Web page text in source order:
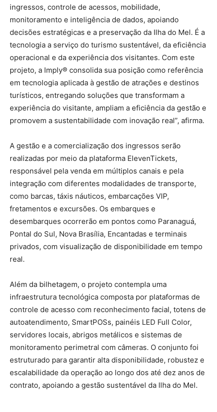
ingressos, controle de acessos, mobilidade,
monitoramento e inteligência de dados, apoiando
decisões estratégicas e a preservação da Ilha do Mel. É a
tecnologia a serviço do turismo sustentável, da eficiência
operacional e da experiência dos visitantes. Com este
projeto, a Imply® consolida sua posição como referência
em tecnologia aplicada à gestão de atrações e destinos
turísticos, entregando soluções que transformam a
experiência do visitante, ampliam a eficiência da gestão e
promovem a sustentabilidade com inovação real”, afirma.
A gestão e a comercialização dos ingressos serão
realizadas por meio da plataforma ElevenTickets,
responsável pela venda em múltiplos canais e pela
integração com diferentes modalidades de transporte,
como barcas, táxis náuticos, embarcações VIP,
fretamentos e excursões. Os embarques e
desembarques ocorrerão em pontos como Paranaguá,
Pontal do Sul, Nova Brasília, Encantadas e terminais
privados, com visualização de disponibilidade em tempo
real.
Além da bilhetagem, o projeto contempla uma
infraestrutura tecnológica composta por plataformas de
controle de acesso com reconhecimento facial, totens de
autoatendimento, SmartPOSs, painéis LED Full Color,
servidores locais, abrigos metálicos e sistemas de
monitoramento perimetral com câmeras. O conjunto foi
estruturado para garantir alta disponibilidade, robustez e
escalabilidade da operação ao longo dos até dez anos de
contrato, apoiando a gestão sustentável da Ilha do Mel.